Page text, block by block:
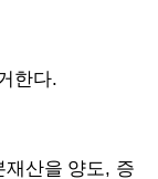
한다.
재산을 양도, 증